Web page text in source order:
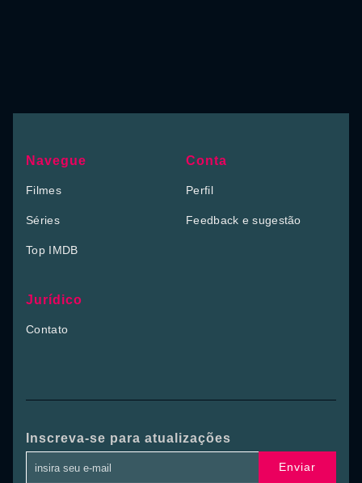
Navegue
Filmes
Séries
Top IMDB
Conta
Perfil
Feedback e sugestão
Jurídico
Contato
Inscreva-se para atualizações
Enviar